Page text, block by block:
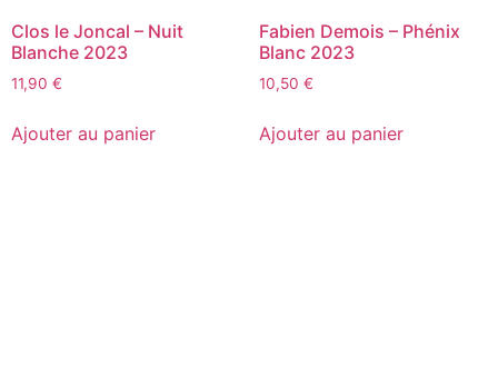
Clos le Joncal – Nuit
Blanche 2023
11,90 €
Ajouter au panier
Fabien Demois – Phénix
Blanc 2023
10,50 €
Ajouter au panier